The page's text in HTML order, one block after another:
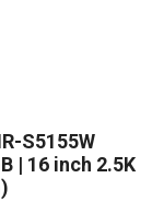
S5155W
| 16 inch 2.5K